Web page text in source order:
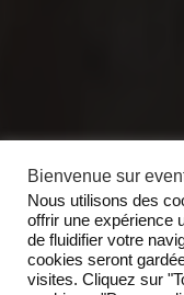
Bienvenue sur
Nous utilisons des
offrir une expérience
de fluidifier votre
cookies seront
visites. Cliquez sur